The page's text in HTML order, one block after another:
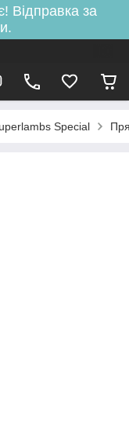
Відправка за
Special